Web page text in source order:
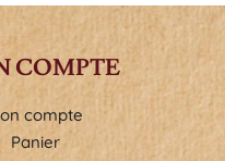
COMPTE
compte
Panier